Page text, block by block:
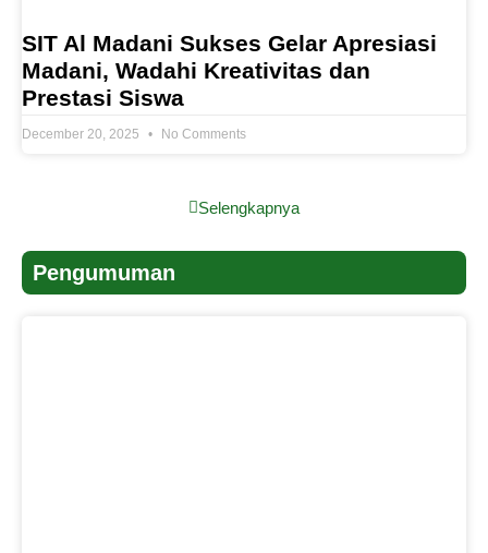
SIT Al Madani Sukses Gelar Apresiasi
Madani, Wadahi Kreativitas dan
Prestasi Siswa
December 20, 2025 No Comments
Selengkapnya
Pengumuman